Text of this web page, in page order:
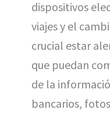
dispositivos
viajes y el
crucial estar
que puedan
de la
bancarios,